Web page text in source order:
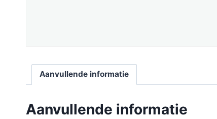
Aanvullende informatie
Aanvullende informatie